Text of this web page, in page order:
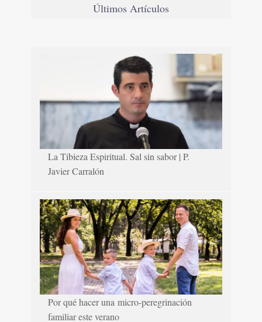
Últimos Artículos
La Tibieza Espiritual. Sal sin sabor | P.
Javier Carralón
Por qué hacer una micro-peregrinación
familiar este verano